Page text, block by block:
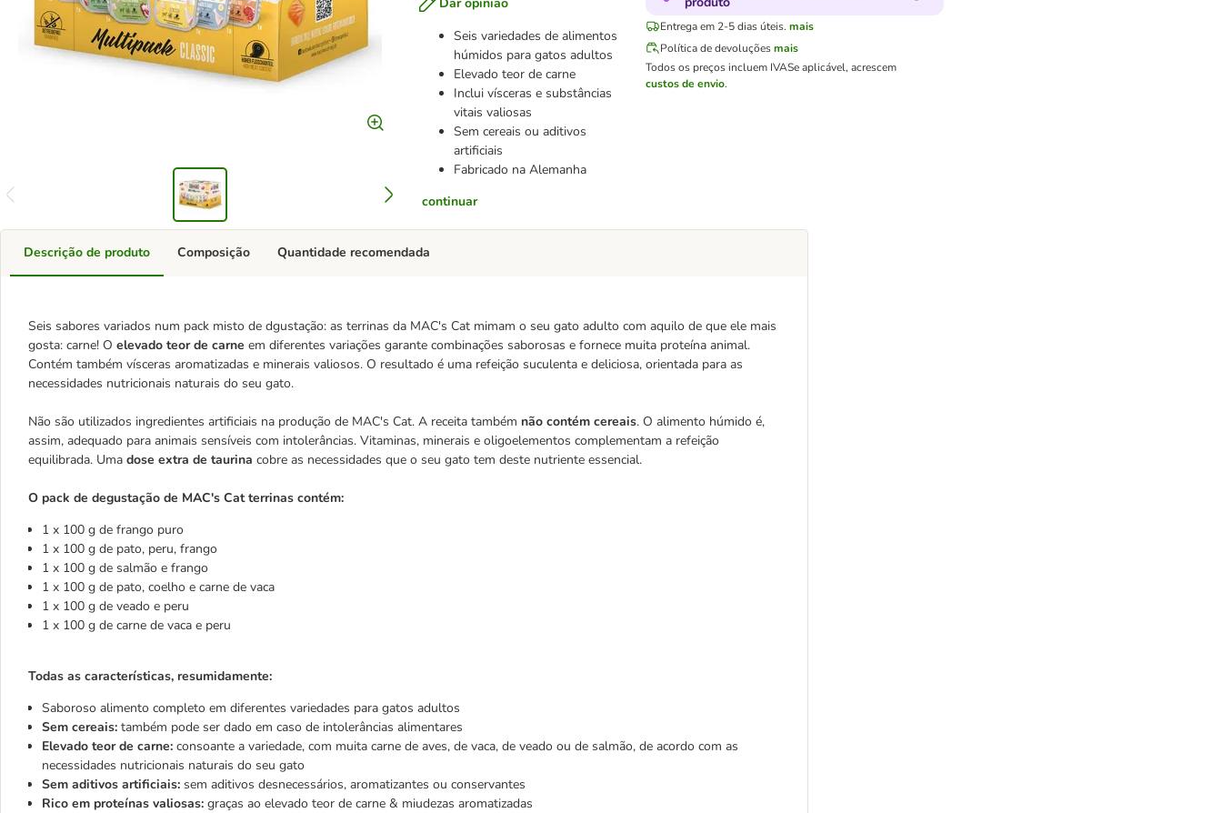
Seis variedades de alimentos
húmidos para gatos adultos
Elevado teor de carne
Inclui vísceras e substâncias
vitais valiosas
Sem cereais ou aditivos
artificiais
Fabricado na Alemanha
continuar
Entrega em 2-5 dias úteis. mais
Política de devoluçõesmais
Todos os preços incluem IVASe aplicável, acrescem
custos de envio.
Descrição de produto
Seis sabores variados num pack misto de dgustação: as terrinas da MAC's Cat mimam o seu gato adulto com aquilo de que ele mais
gosta: carne! O elevado teor de carne em diferentes variações garante combinações saborosas e fornece muita proteína animal.
Contém também vísceras aromatizadas e minerais valiosos. O resultado é uma refeição suculenta e deliciosa, orientada para as
necessidades nutricionais naturais do seu gato.
Não são utilizados ingredientes artificiais na produção de MAC's Cat. A receita também não contém cereais. O alimento húmido é,
assim, adequado para animais sensíveis com intolerâncias. Vitaminas, minerais e oligoelementos complementam a refeição
equilibrada. Uma dose extra de taurina cobre as necessidades que o seu gato tem deste nutriente essencial.
O pack de degustação de MAC's Cat terrinas contém:
1 x 100 g de frango puro
1 x 100 g de pato, peru, frango
1 x 100 g de salmão e frango
1 x 100 g de pato, coelho e carne de vaca
1 x 100 g de veado e peru
1 x 100 g de carne de vaca e peru
Todas as características, resumidamente:
Saboroso alimento completo em diferentes variedades para gatos adultos
Sem cereais: também pode ser dado em caso de intolerâncias alimentares
Elevado teor de carne: consoante a variedade, com muita carne de aves, de vaca, de veado ou de salmão, de acordo com as
necessidades nutricionais naturais do seu gato
Sem aditivos artificiais: sem aditivos desnecessários, aromatizantes ou conservantes
Rico em proteínas valiosas: graças ao elevado teor de carne & miudezas aromatizadas
Composição Quantidade recomendada